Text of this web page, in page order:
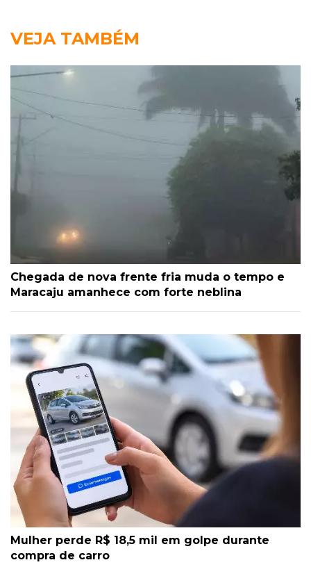
VEJA TAMBÉM
Chegada de nova frente fria muda o tempo e
Maracaju amanhece com forte neblina
Mulher perde R$ 18,5 mil em golpe durante
compra de carro